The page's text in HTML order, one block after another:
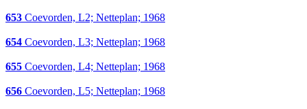
653 Coevorden, L2; Netteplan; 1968
654 Coevorden, L3; Netteplan; 1968
655 Coevorden, L4; Netteplan; 1968
656 Coevorden, L5; Netteplan; 1968